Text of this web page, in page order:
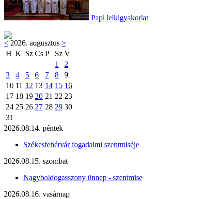
Papi lelkigyakorlat
< 2026. augusztus >
H K Sz Cs P Sz V
1
2
3
4 5 6 7 8
9
10 11 12 13 14 15 16
17 18 19 20 21 22 23
24 25 26 27 28 29 30
31
2026.08.14. péntek
Székesfehérvár fogadalmi szentmiséje
2026.08.15. szombat
Nagyboldogasszony ünnep - szentmise
2026.08.16. vasárnap